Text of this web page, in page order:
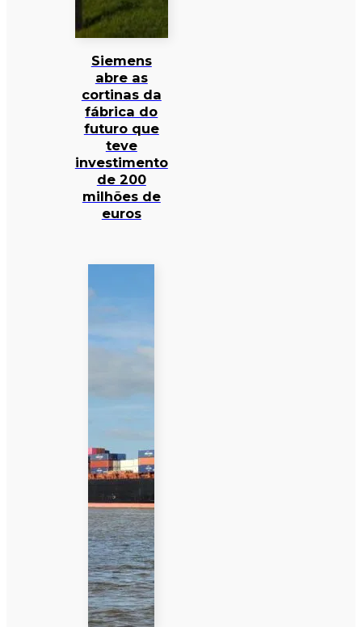
Siemens
abre as
cortinas da
fábrica do
futuro que
teve
investimento
de 200
milhões de
euros